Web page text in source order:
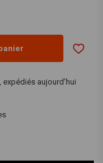
aujourd’hui